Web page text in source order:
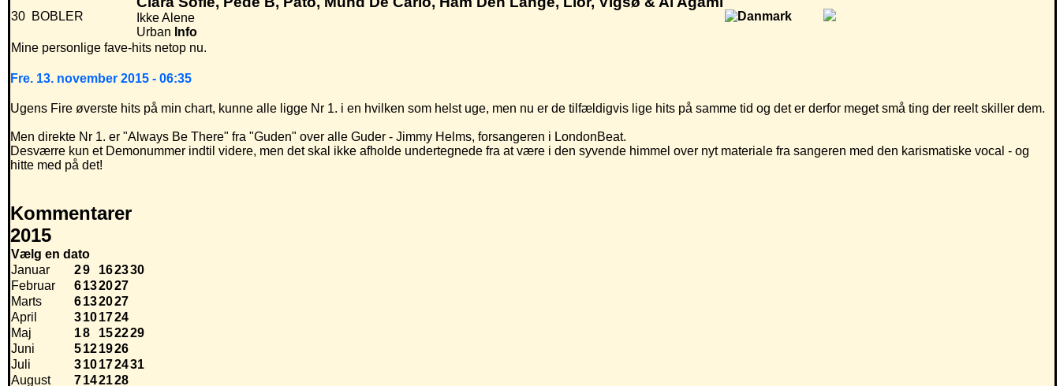
30 BOBLER
Ikke Alene
Urban Info
Mine personlige fave-hits netop nu.
Fre. 13. november 2015 - 06:35
Ugens Fire øverste hits på min chart, kunne alle ligge Nr 1. i en hvilken som helst uge, men nu er de tilfældigvis lige hits på samme tid og det er derfor meget små ting der reelt skiller dem.
Men direkte Nr 1. er "Always Be There" fra "Guden" over alle Guder - Jimmy Helms, forsangeren i LondonBeat.
Desværre kun et Demonummer indtil videre, men det skal ikke afholde undertegnede fra at være i den syvende himmel over nyt materiale fra sangeren med den karismatiske vocal - og
hitte med på det!
Kommentarer
2015
Vælg en dato
Januar
29 162330
Februar
6132027
Marts
6132027
April
3101724
Maj
18 152229
Juni
5121926
Juli
310172431
August
7142128